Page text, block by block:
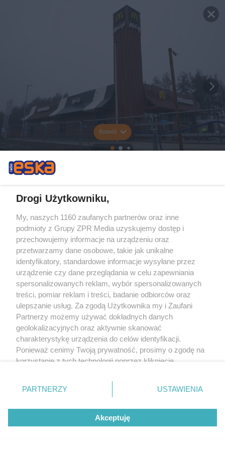
Rozwiń
Drogi Użytkowniku,
My, naszych 1160 zaufanych partnerów oraz inne
podmioty z Grupy ZPR Media uzyskujemy dostęp i
przechowujemy informacje na urządzeniu oraz
przetwarzamy dane osobowe, takie jak unikalne
identyfikatory, standardowe informacje wysyłane przez
urządzenie czy dane przeglądania w celu zapewniania
spersonalizowanych reklam, wybór spersonalizowanych
treści, pomiar reklam i treści, badanie odbiorców oraz
ulepszanie usług. Za zgodą Użytkownika my i Zaufani
Partnerzy możemy używać dokładnych danych
geolokalizacyjnych oraz aktywnie skanować
charakterystykę urządzenia do celów identyfikacji.
Ponieważ cenimy Twoją prywatność, prosimy o zgodę na
korzystanie z tych technologii poprzez kliknięcie
zmienić/wycofać klikając przycisk ustawień prywatności
znajdujący się w lewym dolnym rogu strony
rodzaje przetwarzania danych nie wymagają zgody
użytkownika, ale masz prawo sprzeciwić się takiemu
przetwarzaniu. Preferencje będą miały zastosowanie tylko
PARTNERZY USTAWIENIA
Akceptuję